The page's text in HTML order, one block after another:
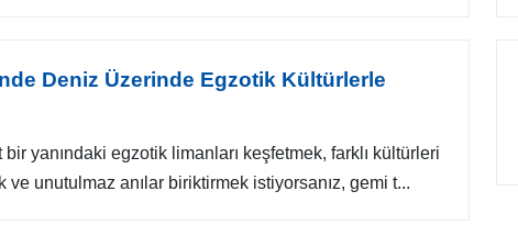
Deniz Üzerinde Egzotik Kültürlerle
bir yanındaki egzotik limanları keşfetmek, farklı kültürleri
ve unutulmaz anılar biriktirmek istiyorsanız, gemi t...